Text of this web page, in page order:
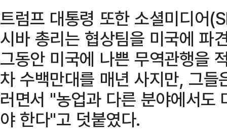
트럼프 대통령 또한 소셜미디어
시바 총리는 협상팀을 미국에 파
그동안 미국에 나쁜 무역관행을
차 수백만대를 매년 사지만, 그
러면서 "농업과 다른 분야에서도
야 한다"고 덧붙였다.